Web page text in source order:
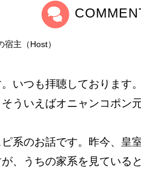
主（Host）
いつも拝聴しております
そういえばオニャンコポン
系のお話です。昨今、皇
が、うちの家系を見てい